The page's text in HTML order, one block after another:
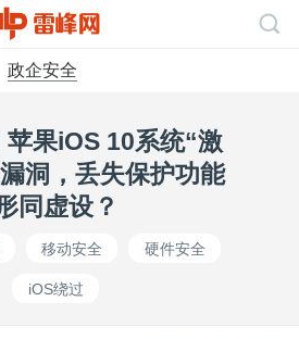
政企安全
苹果iOS 10系统“激
洞，丢失保护功能
同虚设？
移动安全 硬件安全
iOS绕过